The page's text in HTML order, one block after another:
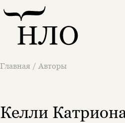
Главная / Авторы
Келли